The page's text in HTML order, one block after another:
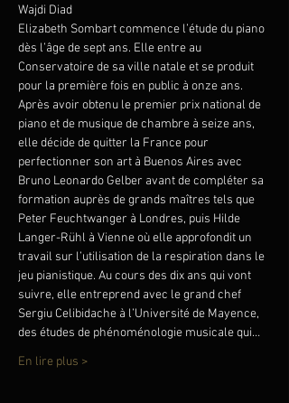
Wajdi Diad
Elizabeth Sombart commence l’étude du piano
dès l’âge de sept ans. Elle entre au
Conservatoire de sa ville natale et se produit
pour la première fois en public à onze ans.
Après avoir obtenu le premier prix national de
piano et de musique de chambre à seize ans,
elle décide de quitter la France pour
perfectionner son art à Buenos Aires avec
Bruno Leonardo Gelber avant de compléter sa
formation auprès de grands maîtres tels que
Peter Feuchtwanger à Londres, puis Hilde
Langer-Rühl à Vienne où elle approfondit un
travail sur l’utilisation de la respiration dans le
jeu pianistique. Au cours des dix ans qui vont
suivre, elle entreprend avec le grand chef
Sergiu Celibidache à l’Université de Mayence,
des études de phénoménologie musicale qui…
En lire plus >